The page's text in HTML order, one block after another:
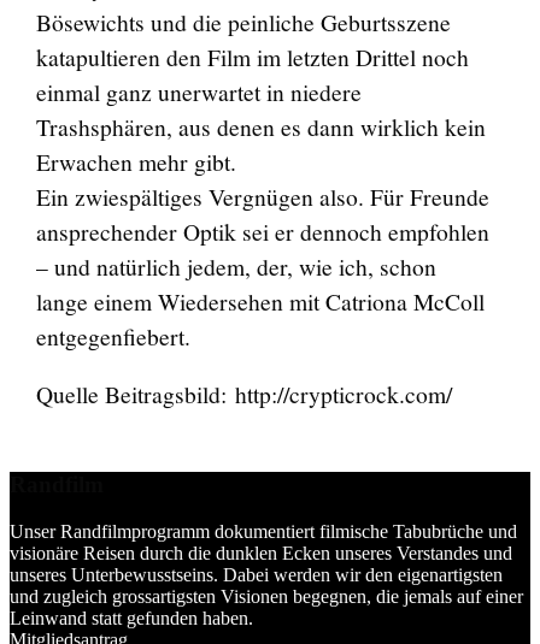
Bösewichts und die peinliche Geburtsszene
katapultieren den Film im letzten Drittel noch
einmal ganz unerwartet in niedere
Trashsphären, aus denen es dann wirklich kein
Erwachen mehr gibt.
Ein zwiespältiges Vergnügen also. Für Freunde
ansprechender Optik sei er dennoch empfohlen
– und natürlich jedem, der, wie ich, schon
lange einem Wiedersehen mit Catriona McColl
entgegenfiebert.
Quelle Beitragsbild: http://crypticrock.com/
Unser Randfilmprogramm dokumentiert filmische Tabubrüche und
visionäre Reisen durch die dunklen Ecken unseres Verstandes und
unseres Unterbewusstseins. Dabei werden wir den eigenartigsten
und zugleich grossartigsten Visionen begegnen, die jemals auf einer
Leinwand statt gefunden haben.
Mitgliedsantrag